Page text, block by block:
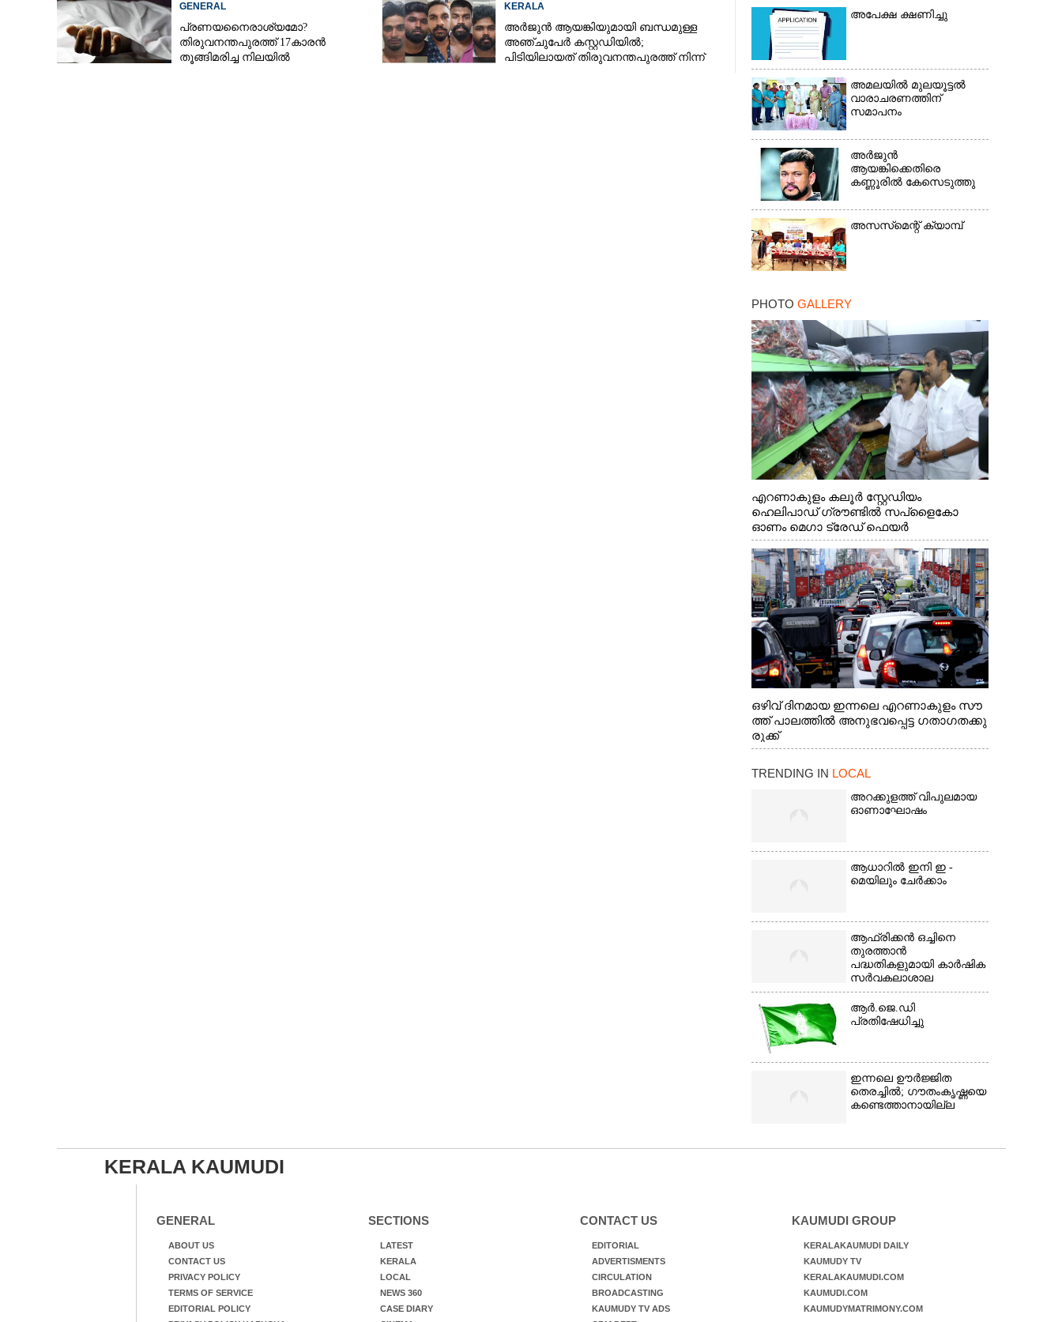
GENERAL
പ്രണയനെെരാശ്യമോ?
തിരുവനന്തപുരത്ത് 17കാരൻ
തൂങ്ങിമരിച്ച നിലയിൽ
KERALA
അർജുൻ ആയങ്കിയുമായി ബന്ധമുള്ള
അഞ്ചുപേർ കസ്റ്റഡിയിൽ;
പിടിയിലായത് തിരുവനന്തപുരത്ത് നിന്ന്
അപേക്ഷ ക്ഷണിച്ചു
അമലയിൽ മുലയൂട്ടൽ
വാരാചരണത്തിന്
സമാപനം
അർജുൻ
ആയങ്കിക്കെതിരെ
കണ്ണൂരിൽ കേസെടുത്തു
അസസ്‌മെന്റ് ക്യാമ്പ്
PHOTO GALLERY
എറണാകുളം കലൂർ സ്റ്റേഡിയം
ഹെലിപാഡ് ഗ്രൗണ്ടിൽ സപ്ളൈകോ
ഓണം മെഗാ ട്രേഡ് ഫെയർ
സംസ്ഥാനതല ഉദ്ഘാടനം നിർവഹിച്ച്
സ്റ്റാൾ സന്ദർശിക്കുന്ന മുഖ്യമന്ത്രി വി.ഡി.
സതീശൻ. മന്ത്രി അനൂപ് ജേക്കബ് സമീപം
ഒഴിവ് ദിനമായ ഇന്നലെ എറണാകുളം സൗ
ത്ത് പാലത്തിൽ അനുഭവപ്പെട്ട ഗതാഗതക്കു
രുക്ക്
TRENDING IN LOCAL
അറക്കുളത്ത് വിപുലമായ
ഓണാഘോഷം
ആധാറിൽ ഇനി ഇ -
മെയിലും ചേർക്കാം
ആഫ്രിക്കൻ ഒച്ചിനെ
തുരത്താൻ
പദ്ധതികളുമായി കാർഷിക
സർവകലാശാല
ആർ.ജെ.ഡി
പ്രതിഷേധിച്ചു
ഇന്നലെ ഊർജ്ജിത
തെരച്ചിൽ; ഗൗതംകൃഷ്ണയെ
കണ്ടെത്താനായില്ല
KERALA KAUMUDI
GENERAL
ABOUT US
CONTACT US
PRIVACY POLICY
TERMS OF SERVICE
EDITORIAL POLICY
SECTIONS
LATEST
KERALA
LOCAL
NEWS 360
CASE DIARY
CONTACT US
EDITORIAL
ADVERTISMENTS
CIRCULATION
BROADCASTING
KAUMUDY TV ADS
KAUMUDI GROUP
KERALAKAUMUDI DAILY
KAUMUDY TV
KERALAKAUMUDI.COM
KAUMUDI.COM
KAUMUDYMATRIMONY.COM
×